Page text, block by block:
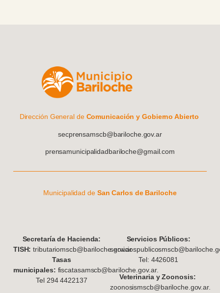
Dirección General de Comunicación y Gobierno Abierto
secprensamscb@bariloche.gov.ar
prensamunicipalidadbariloche@gmail.com
Municipalidad deSan Carlos de Bariloche
Secretaría de Hacienda:
TISH: tributariomscb@bariloche.gov.ar
Tasas
municipales: fiscatasamscb@bariloche.gov.ar.
Tel 294 4422137
Servicios Públicos:
Tel: 4426081
Veterinaria y Zoonosis:
zoonosismscb@bariloche.gov.ar.